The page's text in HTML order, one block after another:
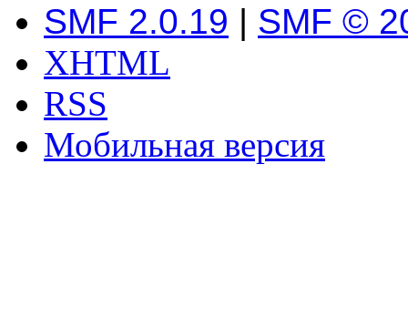
SMF 2.0.19 | SMF ©
XHTML
RSS
Мобильная версия